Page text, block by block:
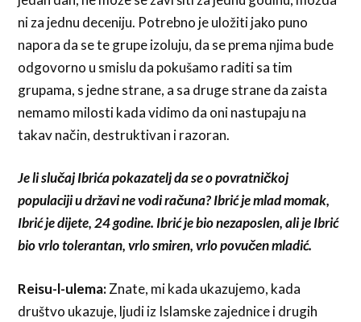
ni za jednu deceniju. Potrebno je uložiti jako puno
napora da se te grupe izoluju, da se prema njima bude
odgovorno u smislu da pokušamo raditi sa tim
grupama, s jedne strane, a sa druge strane da zaista
nemamo milosti kada vidimo da oni nastupaju na
takav način, destruktivan i razoran.
Je li slučaj Ibrića pokazatelj da se o povratničkoj
populaciji u državi ne vodi računa? Ibrić je mlad momak,
Ibrić je dijete, 24 godine. Ibrić je bio nezaposlen, ali je Ibrić
bio vrlo tolerantan, vrlo smiren, vrlo povučen mladić.
Reisu-l-ulema:Znate, mi kada ukazujemo, kada
društvo ukazuje, ljudi iz Islamske zajednice i drugih